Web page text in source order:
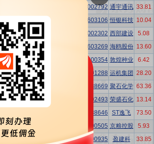
-35.25%
10.83%
13.29%
-30.10%
-27.88%
-46.39%
-57.38%
-21.58%
-31.91%
-18.73%
-29.05%
-26.34%
-34.63%
-29.37%
-22.22%
002792 通宇通讯 33.81
603106 恒银科技 10.04
002302 西部建设 5.08
603269 海鸥股份 13.60
600354 敦煌种业 6.42
001288 运机集团 28.20
688669 聚石化学 63.36
002493 荣盛石化 13.14
688646 ST逸飞 73.50
000505 京粮控股 5.93
15 300935 盈建科 33.85